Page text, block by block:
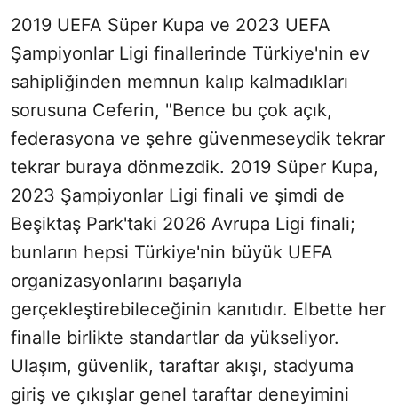
SÖZCÜ SON DAKİKA
2019 UEFA Süper Kupa ve 2023 UEFA
Şampiyonlar Ligi finallerinde Türkiye'nin ev
sahipliğinden memnun kalıp kalmadıkları
sorusuna Ceferin, "Bence bu çok açık,
federasyona ve şehre güvenmeseydik tekrar
tekrar buraya dönmezdik. 2019 Süper Kupa,
2023 Şampiyonlar Ligi finali ve şimdi de
Beşiktaş Park'taki 2026 Avrupa Ligi finali;
bunların hepsi Türkiye'nin büyük UEFA
organizasyonlarını başarıyla
gerçekleştirebileceğinin kanıtıdır. Elbette her
finalle birlikte standartlar da yükseliyor.
Ulaşım, güvenlik, taraftar akışı, stadyuma
giriş ve çıkışlar genel taraftar deneyimini